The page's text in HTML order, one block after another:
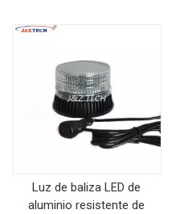
Luz de baliza LED de
aluminio resistente de